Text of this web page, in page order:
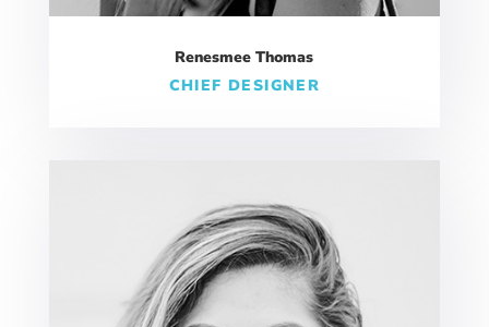
Renesmee Thomas
CHIEF DESIGNER